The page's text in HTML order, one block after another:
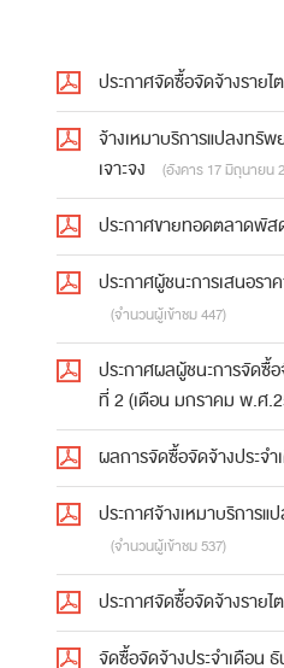
ประกาศจัดซื้อจัดจ้างราย
จ้างเหมาบริการแปลงทรั
เจาะจง
(อังคาร 17 มิถุนายน
ประกาศขายทอดตลาดพัส
ประกาศผู้ชนะการเสนอรา
(จำนวนผู้เข้าชม 447)
ประกาศผลผู้ชนะการจัดซื้
ที่ 2 (เดือน มกราคม พ.ศ
ผลการจัดซื้อจัดจ้างประจ
ประกาศจ้างเหมาบริการ
(จำนวนผู้เข้าชม 537)
ประกาศจัดซื้อจัดจ้างราย
จัดซื้อจัดจ้างประจำเดือน